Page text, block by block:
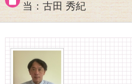
当：古田 秀紀